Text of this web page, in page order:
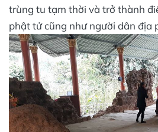
trùng tu tạm thời và trở thành
phật tử cũng như người dân địa